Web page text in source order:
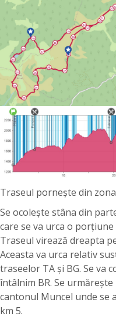
Traseul pornește din zona
Se ocolește stâna din
care se va urca o
Traseul virează dreapta
Aceasta va urca relativ
traseelor TA și BG. Se va
întâlnim BR. Se
cantonul Muncel unde se
km 5.